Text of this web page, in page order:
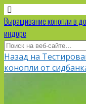
Выращивание конопли в
индоре
Назад на
конопли от